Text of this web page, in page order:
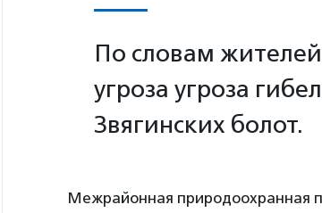
По словам
угроза угроза
Звягинских болот.
Межрайонная природоохранная